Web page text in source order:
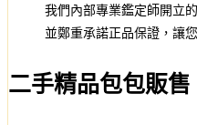
我們內部專業鑑定師開立
並鄭重承諾正品保證，讓
二手精品包包販售